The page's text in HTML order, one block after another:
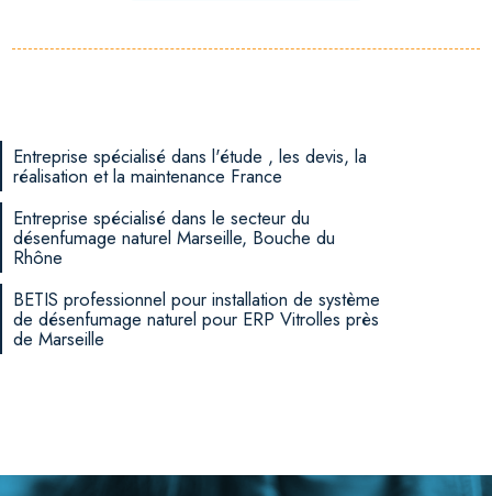
Entreprise spécialisé dans l'étude , les devis, la
réalisation et la maintenance France
Entreprise spécialisé dans le secteur du
désenfumage naturel Marseille, Bouche du
Rhône
BETIS professionnel pour installation de système
de désenfumage naturel pour ERP Vitrolles près
de Marseille